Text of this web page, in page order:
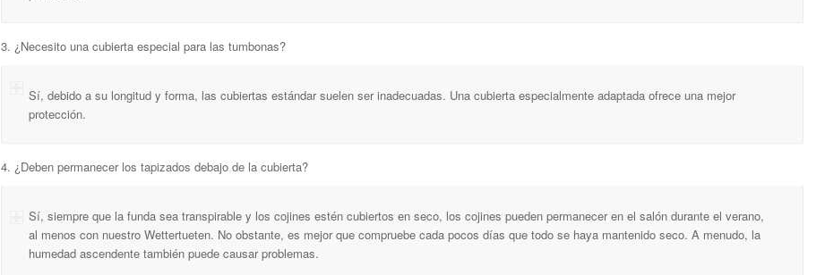
3. ¿Necesito una cubierta especial para las tumbonas?
Sí, debido a su longitud y forma, las cubiertas estándar suelen ser inadecuadas. Una cubierta especialmente adaptada ofrece una mejor
protección.
4. ¿Deben permanecer los tapizados debajo de la cubierta?
Sí, siempre que la funda sea transpirable y los cojines estén cubiertos en seco, los cojines pueden permanecer en el salón durante el verano,
al menos con nuestro Wettertueten. No obstante, es mejor que compruebe cada pocos días que todo se haya mantenido seco. A menudo, la
humedad ascendente también puede causar problemas.